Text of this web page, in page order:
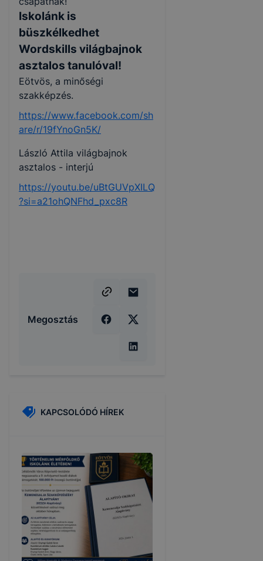
Iskolánk is
büszkélkedhet
Wordskills világbajnok
asztalos tanulóval!
Eötvös, a minőségi
szakképzés.
https://www.facebook.com/sh
are/r/19fYnoGn5K/
László Attila világbajnok
asztalos - interjú
https://youtu.be/uBtGUVpXILQ
?si=a21ohQNFhd_pxc8R
Megosztás
KAPCSOLÓDÓ HÍREK